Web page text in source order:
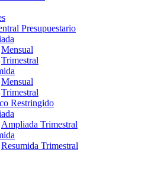
Presupuestario
Mensual
Trimestral
Mensual
Trimestral
Restringido
Ampliada Trimestral
Resumida Trimestral